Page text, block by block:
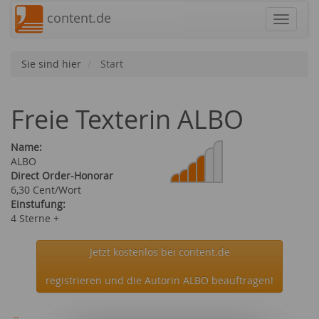
content.de
Sie sind hier Start
Freie Texterin ALBO
Name:
ALBO
Direct Order-Honorar
6,30 Cent/Wort
Einstufung:
4 Sterne +
Jetzt kostenlos bei content.de
registrieren und die Autorin ALBO beauftragen!